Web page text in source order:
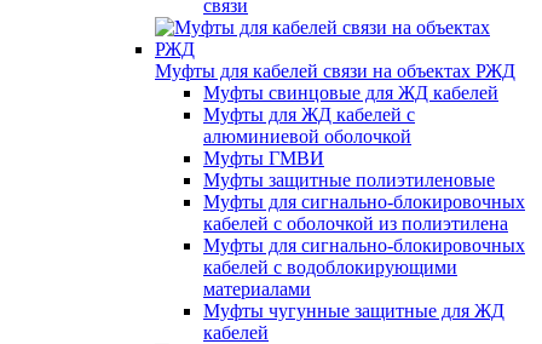
связи
Муфты для кабелей связи на объектах РЖД
Муфты свинцовые для ЖД кабелей
Муфты для ЖД кабелей с
алюминиевой оболочкой
Муфты ГМВИ
Муфты защитные полиэтиленовые
Муфты для сигнально-блокировочных
кабелей с оболочкой из полиэтилена
Муфты для сигнально-блокировочных
кабелей с водоблокирующими
материалами
Муфты чугунные защитные для ЖД
кабелей